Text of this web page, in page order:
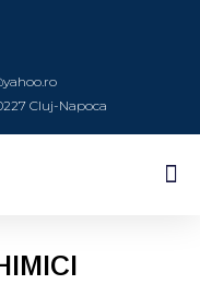
Cluj-Napoca